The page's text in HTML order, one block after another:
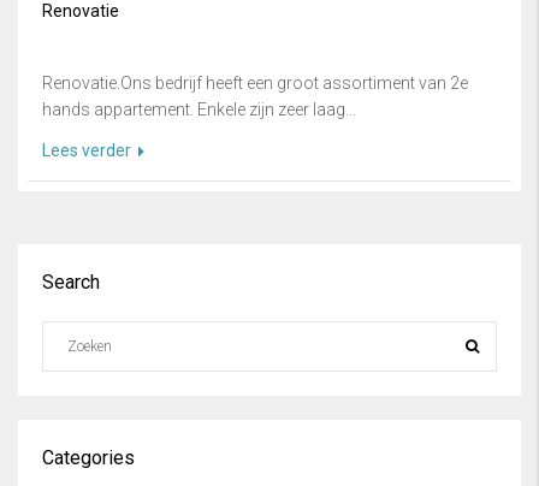
Renovatie
Renovatie.Ons bedrijf heeft een groot assortiment van 2e
hands appartement. Enkele zijn zeer laag...
Lees verder
Search
Categories